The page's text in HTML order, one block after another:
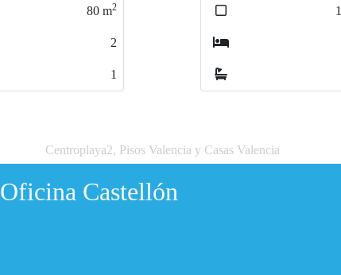
180 m2
4
1
Centroplaya2, Pisos Valencia y Casas Valencia
Oficina Castellón